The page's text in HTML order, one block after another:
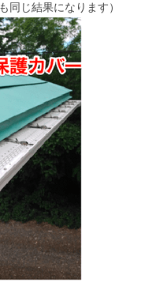
同じ結果になります）